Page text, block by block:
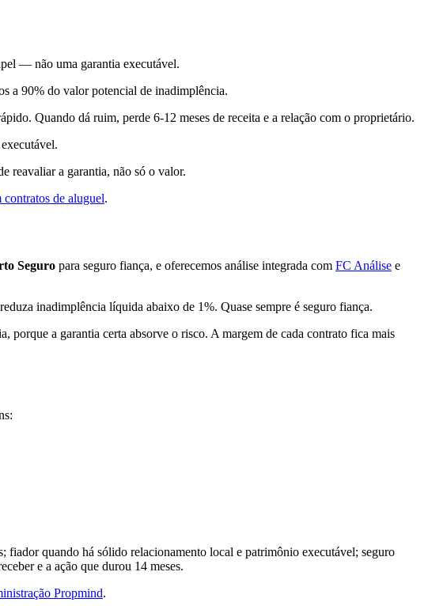
— não uma garantia executável.
a 90% do valor potencial de inadimplência.
Quando dá ruim, perde 6-12 meses de receita e a relação com o proprietário.
reavaliar a garantia, não só o valor.
de aluguel.
Seguro para seguro fiança, e oferecemos análise integrada com FC Análise e
inadimplência líquida abaixo de 1%. Quase sempre é seguro fiança.
porque a garantia certa absorve o risco. A margem de cada contrato fica mais
quando há sólido relacionamento local e patrimônio executável; seguro
e a ação que durou 14 meses.
Propmind.